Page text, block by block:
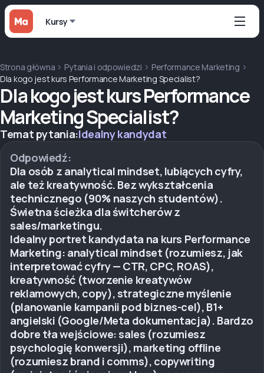
Kursy
Strona główna Pytania i odpowiedzi
Performance Marketing
Dla kogo jest kurs Performance Marketing Specialist?
Dla kogo jest kurs Performance
Marketing Specialist?
Temat pytania:Idealny kandydat
Odpowiedź:
Dla osób z analytical mindset, lubiących cyfry,
ale też kreatywność. Bez wykształcenia
technicznego (90% naszych studentów).
Świetna ścieżka dla świtcherów z
sales/marketingu.
Idealny portret kandydata na kurs Performance
Marketing: analytical mindset (rozumiesz, jak
interpretować cyfry — CTR, CPC, ROAS),
kreatywność (tworzenie kreatywów
reklamowych, copy), strategiczne myślenie
(planowanie kampanii pod biznes-cel), B1+
angielski (Google/Meta dokumentacja). Bardzo
dobre tła wejściowe: sales (rozumiesz
psychologię konwersji), marketing offline
(rozumiesz brand i comms), copywriting